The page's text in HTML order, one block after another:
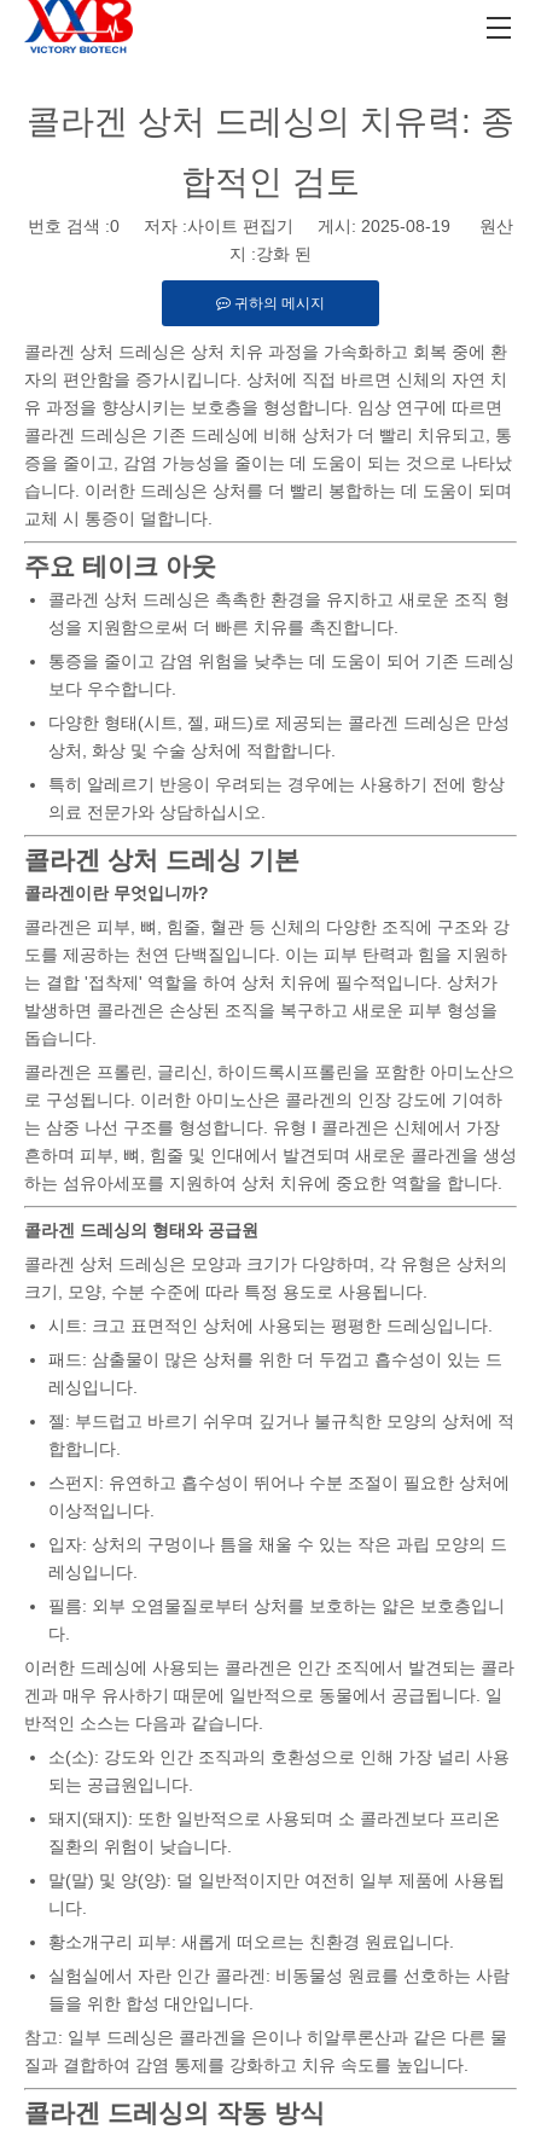
콜라겐 상처 드레싱의 치유력: 종
합적인 검토
번호 검색 :0 저자 :사이트 편집기 게시: 2025-08-19 원산
지 :강화 된
귀하의 메시지
콜라겐 상처 드레싱은 상처 치유 과정을 가속화하고 회복 중에 환
자의 편안함을 증가시킵니다. 상처에 직접 바르면 신체의 자연 치
유 과정을 향상시키는 보호층을 형성합니다. 임상 연구에 따르면
콜라겐 드레싱은 기존 드레싱에 비해 상처가 더 빨리 치유되고, 통
증을 줄이고, 감염 가능성을 줄이는 데 도움이 되는 것으로 나타났
습니다. 이러한 드레싱은 상처를 더 빨리 봉합하는 데 도움이 되며
교체 시 통증이 덜합니다.
주요 테이크 아웃
콜라겐 상처 드레싱은 촉촉한 환경을 유지하고 새로운 조직 형
성을 지원함으로써 더 빠른 치유를 촉진합니다.
통증을 줄이고 감염 위험을 낮추는 데 도움이 되어 기존 드레싱
보다 우수합니다.
다양한 형태(시트, 젤, 패드)로 제공되는 콜라겐 드레싱은 만성
상처, 화상 및 수술 상처에 적합합니다.
특히 알레르기 반응이 우려되는 경우에는 사용하기 전에 항상
의료 전문가와 상담하십시오.
콜라겐 상처 드레싱 기본
콜라겐이란 무엇입니까?
콜라겐은 피부, 뼈, 힘줄, 혈관 등 신체의 다양한 조직에 구조와 강
도를 제공하는 천연 단백질입니다. 이는 피부 탄력과 힘을 지원하
는 결합 '접착제' 역할을 하여 상처 치유에 필수적입니다. 상처가
발생하면 콜라겐은 손상된 조직을 복구하고 새로운 피부 형성을
돕습니다.
콜라겐은 프롤린, 글리신, 하이드록시프롤린을 포함한 아미노산으
로 구성됩니다. 이러한 아미노산은 콜라겐의 인장 강도에 기여하
는 삼중 나선 구조를 형성합니다. 유형 I 콜라겐은 신체에서 가장
흔하며 피부, 뼈, 힘줄 및 인대에서 발견되며 새로운 콜라겐을 생성
하는 섬유아세포를 지원하여 상처 치유에 중요한 역할을 합니다.
콜라겐 드레싱의 형태와 공급원
콜라겐 상처 드레싱은 모양과 크기가 다양하며, 각 유형은 상처의
크기, 모양, 수분 수준에 따라 특정 용도로 사용됩니다.
시트: 크고 표면적인 상처에 사용되는 평평한 드레싱입니다.
패드: 삼출물이 많은 상처를 위한 더 두껍고 흡수성이 있는 드
레싱입니다.
젤: 부드럽고 바르기 쉬우며 깊거나 불규칙한 모양의 상처에 적
합합니다.
스펀지: 유연하고 흡수성이 뛰어나 수분 조절이 필요한 상처에
이상적입니다.
입자: 상처의 구멍이나 틈을 채울 수 있는 작은 과립 모양의 드
레싱입니다.
필름: 외부 오염물질로부터 상처를 보호하는 얇은 보호층입니
다.
이러한 드레싱에 사용되는 콜라겐은 인간 조직에서 발견되는 콜라
겐과 매우 유사하기 때문에 일반적으로 동물에서 공급됩니다. 일
반적인 소스는 다음과 같습니다.
소(소): 강도와 인간 조직과의 호환성으로 인해 가장 널리 사용
되는 공급원입니다.
돼지(돼지): 또한 일반적으로 사용되며 소 콜라겐보다 프리온
질환의 위험이 낮습니다.
말(말) 및 양(양): 덜 일반적이지만 여전히 일부 제품에 사용됩
니다.
황소개구리 피부: 새롭게 떠오르는 친환경 원료입니다.
실험실에서 자란 인간 콜라겐: 비동물성 원료를 선호하는 사람
들을 위한 합성 대안입니다.
참고: 일부 드레싱은 콜라겐을 은이나 히알루론산과 같은 다른 물
질과 결합하여 감염 통제를 강화하고 치유 속도를 높입니다.
콜라겐 드레싱의 작동 방식